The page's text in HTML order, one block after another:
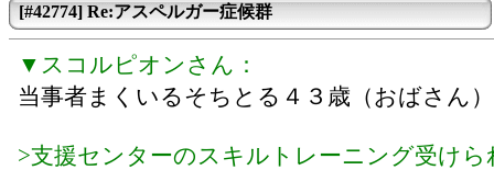
[#42774] Re:アスペルガー症候群
▼スコルピオンさん：
当事者まくいるそちとる４３歳（おばさん
>支援センターのスキルトレーニング受け